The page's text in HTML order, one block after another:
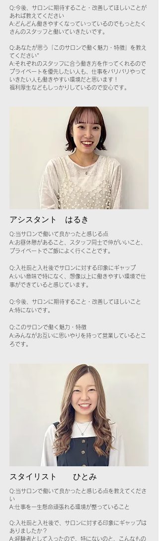
Q:今後、サロンに期待すること・改善してほしいことが
あれば教えてください
A:どんどん働きやすくなっていっているのでもっとたく
さんのスタッフと働いていきたいです。
Q:あなたが思う「このサロンで働く魅力・特徴」を教え
てください"
A:それぞれのスタッフに合う働き方を作ってくれるので
プライベートを優先したい人も、仕事をバリバリやって
いきたい人も働きやすい環境だと思います！
福利厚生などもしっかりしているので安心です。
​アシスタント はるき
Q:当サロンで働いて良かったと感じる点
A:お昼休憩があること、スタッフ同士で仲がいいこと、
プライベートでご飯によく行くことです。
Q:入社前と入社後でサロンに対する印象にギャップ
A:いい意味で特になく、想像以上に働きやすい環境で仕
事ができていると感じています。
Q:今後、サロンに期待すること・改善してほしいこと
A:特にないです。
Q:このサロンで働く魅力・特徴
A:みんながお互いに思いやりを持って営業しているとこ
ろです。
スタイリスト ひとみ
Q:当サロンで働いて良かったと感じる点を教えてくださ
い
A:仕事を一生懸命頑張れる環境が整っていること
Q:入社前と入社後で、サロンに対する印象にギャップは
ありましたか？
A:経験者として入ったので、特にないのと、こんなもの